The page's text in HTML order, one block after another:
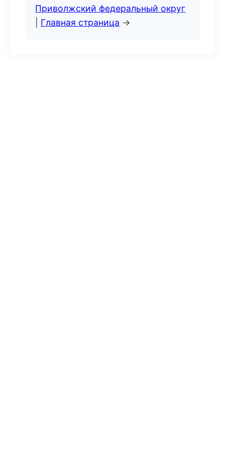
Приволжский федеральный округ
Главная страница →